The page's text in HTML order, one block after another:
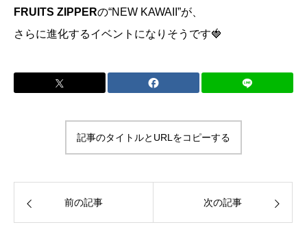
FRUITS ZIPPERの“NEW KAWAII”が、
さらに進化するイベントになりそうです🍓
記事のタイトルとURLをコピーする
前の記事 次の記事